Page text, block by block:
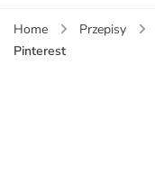
Home Przepisy
Pinterest